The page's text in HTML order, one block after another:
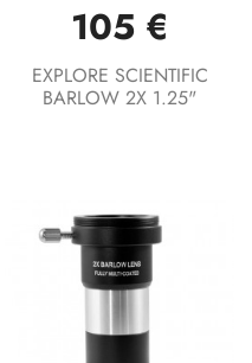
105 €
EXPLORE SCIENTIFIC
BARLOW 2X 1.25"